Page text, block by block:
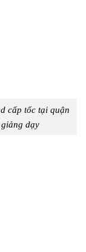
cấp tốc tại quận
dạy